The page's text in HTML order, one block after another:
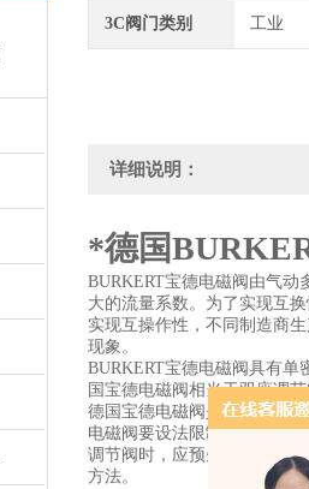
3C阀门类别 工业
详细说明：
*德国
BURKERT宝德电磁阀由气
大的流量系数。为了实现互
实现互操作性，不同制造商
现象。
BURKERT宝德电磁阀具有
国宝德电磁阀相当于双座调
德国宝德电磁阀是仅次于电
电磁阀要设法限制噪声，首
调节阀时，应预先估算出它
方法。